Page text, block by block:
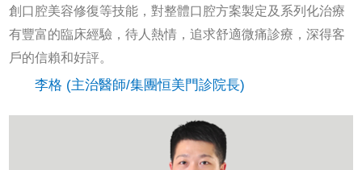
創口腔美容修復等技能，對整體口腔方案製定及系列化治療
有豐富的臨床經驗，待人熱情，追求舒適微痛診療，深得客
戶的信賴和好評。
李格 (主治醫師/集團恒美門診院長)